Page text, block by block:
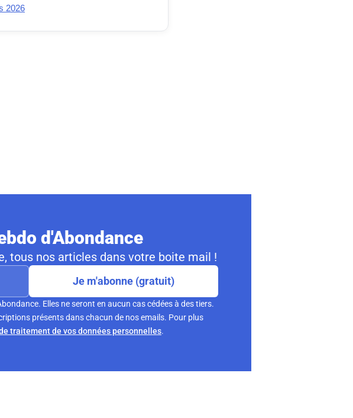
2026
d'Abondance
tous nos articles dans votre boite mail !
Je m'abonne (gratuit)
Elles ne seront en aucun cas cédées à des tiers.
présents dans chacun de nos emails. Pour plus
traitement de vos données personnelles.